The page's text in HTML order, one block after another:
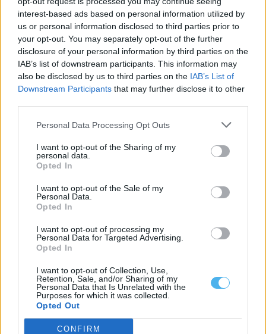
interest-based ads based on personal information utilized by
us or personal information disclosed to third parties prior to
your opt-out. You may separately opt-out of the further
disclosure of your personal information by third parties on the
IAB’s list of downstream participants. This information may
also be disclosed by us to third parties on the IAB’s List of
Downstream Participants that may further disclose it to other
Personal Data Processing Opt Outs
I want to opt-out of the Sharing of my
personal data.
Opted In
I want to opt-out of the Sale of my
Personal Data.
Opted In
I want to opt-out of processing my
Personal Data for Targeted Advertising.
Opted In
I want to opt-out of Collection, Use,
Retention, Sale, and/or Sharing of my
Personal Data that Is Unrelated with the
Purposes for which it was collected.
Opted Out
CONFIRM
PSP detém dois homens em Elvas por posse de armas proibidas
O Comando Distrital da PSP de Portalegre deteve dois homens,
em Elvas, por posse...
7 Agosto, 2026 - 15:26
Militar da GNR ferido e ameaçado de morte durante desacatos
Um militar da Guarda Nacional Republicana sofreu ferimentos
ligeiros durante os desacatos registados ao...
7 Agosto, 2026 - 08:37